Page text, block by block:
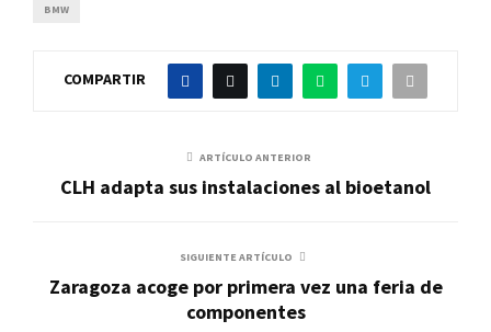
BMW
COMPARTIR
ARTÍCULO ANTERIOR
CLH adapta sus instalaciones al bioetanol
SIGUIENTE ARTÍCULO
Zaragoza acoge por primera vez una feria de
componentes